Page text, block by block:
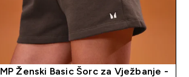
MP Ženski Basic Šorc za Vježbanje -